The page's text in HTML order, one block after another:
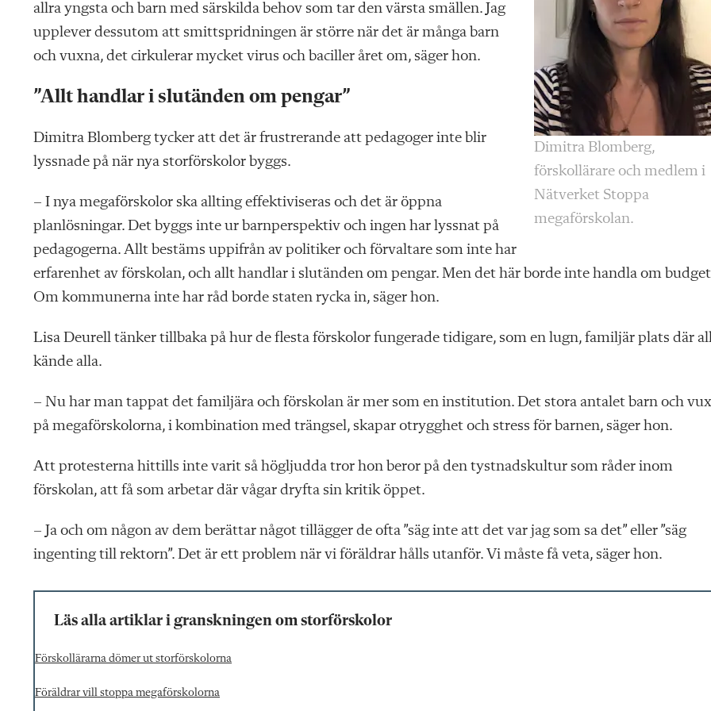
Dimitra Blomberg,
förskollärare och medlem i
Nätverket Stoppa
megaförskolan.
allra yngsta och barn med särskilda behov som tar den värsta smällen. Jag
upplever dessutom att smittspridningen är större när det är många barn
och vuxna, det cirkulerar mycket virus och baciller året om, säger hon.
”Allt handlar i slutänden om pengar”
Dimitra Blomberg tycker att det är frustrerande att pedagoger inte blir
lyssnade på när nya storförskolor byggs.
– I nya megaförskolor ska allting effektiviseras och det är öppna
planlösningar. Det byggs inte ur barnperspektiv och ingen har lyssnat på
pedagogerna. Allt bestäms uppifrån av politiker och förvaltare som inte har
erfarenhet av förskolan, och allt handlar i slutänden om pengar. Men det här borde inte handla om
Om kommunerna inte har råd borde staten rycka in, säger hon.
Lisa Deurell tänker tillbaka på hur de flesta förskolor fungerade tidigare, som en lugn, familjär plats där
kände alla.
– Nu har man tappat det familjära och förskolan är mer som en institution. Det stora antalet barn och
på megaförskolorna, i kombination med trängsel, skapar otrygghet och stress för barnen, säger hon.
Att protesterna hittills inte varit så högljudda tror hon beror på den tystnadskultur som råder inom
förskolan, att få som arbetar där vågar dryfta sin kritik öppet.
– Ja och om någon av dem berättar något tillägger de ofta ”säg inte att det var jag som sa det” eller ”säg
ingenting till rektorn”. Det är ett problem när vi föräldrar hålls utanför. Vi måste få veta, säger hon.
Läs alla artiklar i granskningen om storförskolor
Förskollärarna dömer ut storförskolorna
Föräldrar vill stoppa megaförskolorna